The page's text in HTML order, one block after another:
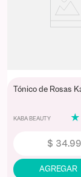
Tónico de Rosas
KABA BEAUTY ★
$ 34.